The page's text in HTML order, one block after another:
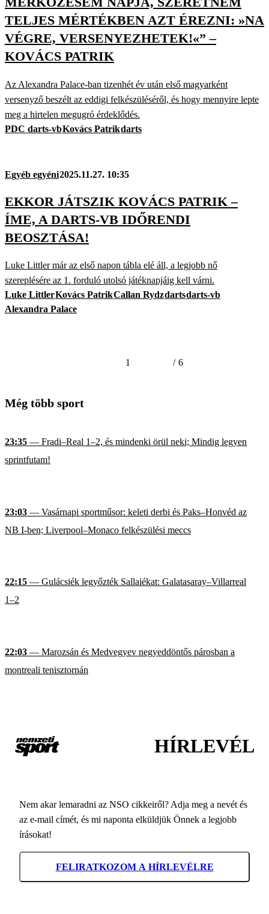
TELJES MÉRTÉKBEN AZT ÉREZNI: »NA
VÉGRE, VERSENYEZHETEK!«” –
KOVÁCS PATRIK
Az Alexandra Palace-ban tizenhét év után első magyarként
versenyző beszélt az eddigi felkészüléséről, és hogy mennyire lepte
meg a hirtelen megugró érdeklődés.
PDC darts-vbKovács Patrikdarts
Egyéb egyéni2025.11.27. 10:35
EKKOR JÁTSZIK KOVÁCS PATRIK –
ÍME, A DARTS-VB IDŐRENDI
BEOSZTÁSA!
Luke Littler már az első napon tábla elé áll, a legjobb nő
szereplésére az 1. forduló utolsó játéknapjáig kell várni.
Luke LittlerKovács PatrikCallan Rydzdartsdarts-vb
Alexandra Palace
1 / 6
Még több sport
23:35 — Fradi–Real 1–2, és mindenki örül neki; Mindig legyen
sprintfutam!
23:03 — Vasárnapi sportműsor: keleti derbi és Paks–Honvéd az
NB I-ben; Liverpool–Monaco felkészülési meccs
22:15 — Gulácsiék legyőzték Sallaiékat: Galatasaray–Villarreal
1–2
22:03 — Marozsán és Medvegyev negyeddöntős párosban a
montreali tenisztornán
HÍRLEVÉL
Nem akar lemaradni az NSO cikkeiről? Adja meg a nevét és
az e-mail címét, és mi naponta elküldjük Önnek a legjobb
írásokat!
FELIRATKOZOM A HÍRLEVÉLRE